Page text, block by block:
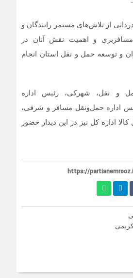
از تلاش‌های مستمر رانندگان و
و اهمیت نقش آنان در
و توسعه حمل و نقل استان انجام
و نقل، شهرکی، رئیس اداره
اداره حمل‌ونقل مسافر و شرفی،
اداره کل نیز در این دیدار حضور
https://